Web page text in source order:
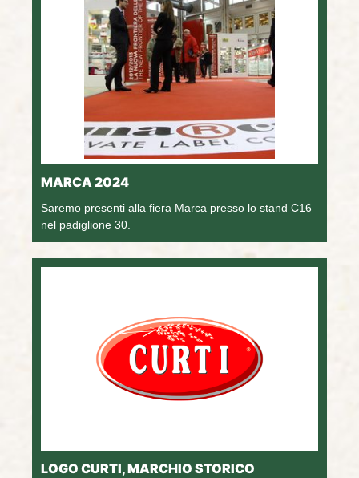
MARCA 2024
Saremo presenti alla fiera Marca presso lo stand C16
nel padiglione 30.
LOGO CURTI, MARCHIO STORICO